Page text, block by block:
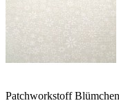
Patchworkstoff